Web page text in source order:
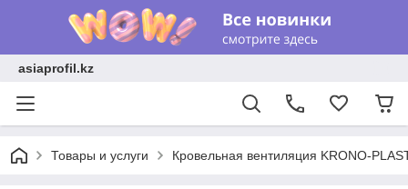
asiaprofil.kz
Товары и услуги Кровельная вентиляция KRONO-